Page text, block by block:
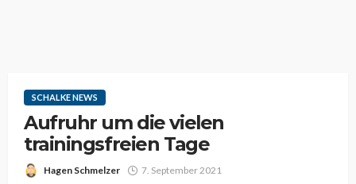
SCHALKE NEWS
Aufruhr um die vielen
trainingsfreien Tage
Hagen Schmelzer 7. September 2021